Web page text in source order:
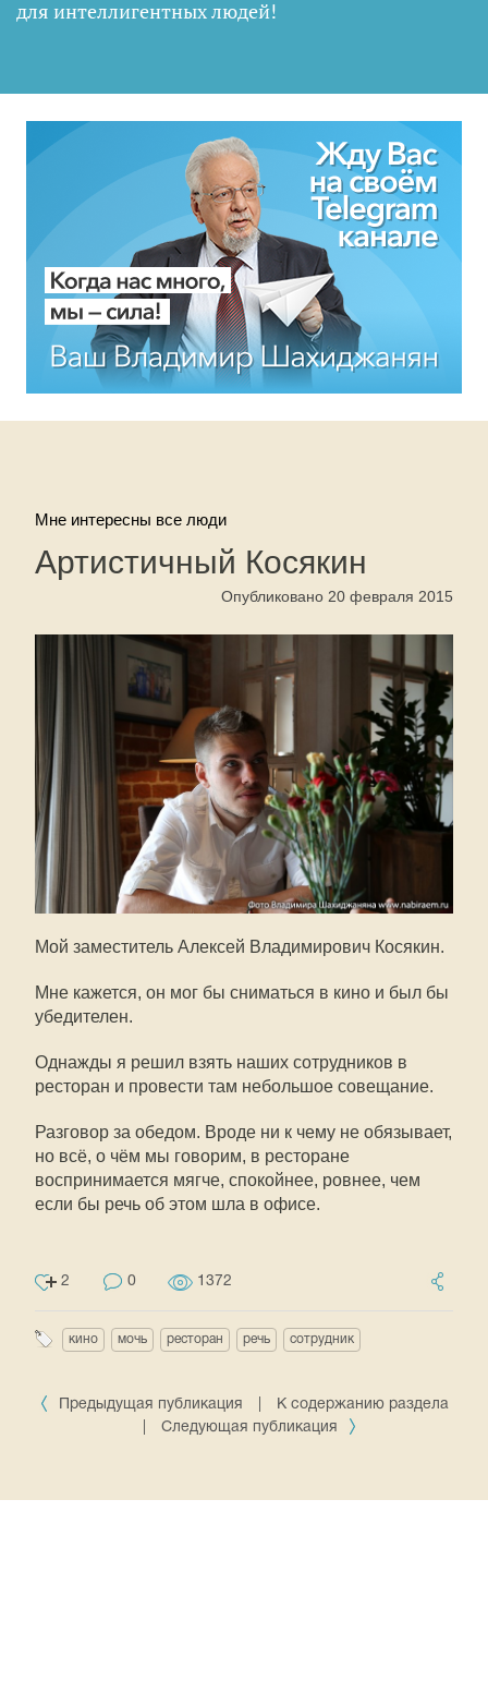
для интеллигентных людей!
Мне интересны все люди
Артистичный Косякин
Опубликовано 20 февраля 2015
Мой заместитель Алексей Владимирович Косякин.
Мне кажется, он мог бы сниматься в кино и был бы
убедителен.
Однажды я решил взять наших сотрудников в
ресторан и провести там небольшое совещание.
Разговор за обедом. Вроде ни к чему не обязывает,
но всё, о чём мы говорим, в ресторане
воспринимается мягче, спокойнее, ровнее, чем
если бы речь об этом шла в офисе.
2 0 1372
кино мочь ресторан речь сотрудник
Предыдущая публикация
К содержанию раздела
Следующая публикация